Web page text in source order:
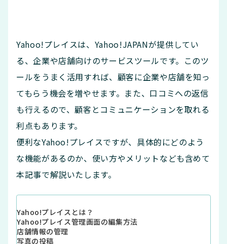
Yahoo!プレイスは、Yahoo!JAPANが提供してい
る、企業や店舗向けのサービスツールです。このツ
ールをうまく活用すれば、顧客に企業や店舗を知っ
てもらう機会を増やせます。また、口コミへの返信
も行えるので、顧客とコミュニケーションを取れる
利点もあります。
便利なYahoo!プレイスですが、具体的にどのよう
な機能があるのか、使い方やメリットなども含めて
本記事で解説いたします。
Yahoo!プレイスとは？
Yahoo!プレイス管理画面の編集方法
店舗情報の管理
写真の投稿